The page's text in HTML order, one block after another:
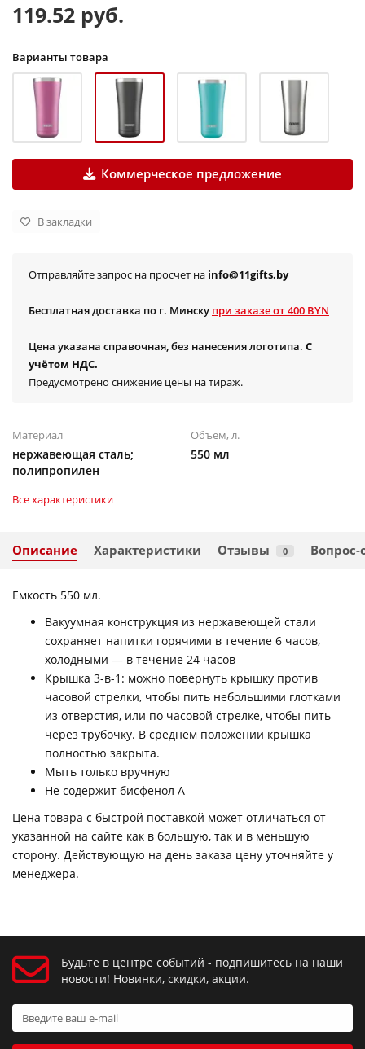
119.52 руб.
Варианты товара
Коммерческое предложение
В закладки
Отправляйте запрос на просчет на info@11gifts.by
Бесплатная доставка по г. Минску при заказе от 400 BYN
Цена указана справочная, без нанесения логотипа. С
учётом НДС.
Предусмотрено снижение цены на тираж.
Материал
нержавеющая сталь;
полипропилен
Объем, л.
550 мл
Все характеристики
Описание Характеристики Отзывы 0 Вопрос-
Емкость 550 мл.
Вакуумная конструкция из нержавеющей стали
сохраняет напитки горячими в течение 6 часов,
холодными — в течение 24 часов
Крышка 3-в-1: можно повернуть крышку против
часовой стрелки, чтобы пить небольшими глотками
из отверстия, или по часовой стрелке, чтобы пить
через трубочку. В среднем положении крышка
полностью закрыта.
Мыть только вручную
Не содержит бисфенол А
Цена товара с быстрой поставкой может отличаться от
указанной на сайте как в большую, так и в меньшую
сторону. Действующую на день заказа цену уточняйте у
менеджера.
Будьте в центре событий - подпишитесь на наши
новости! Новинки, скидки, акции.